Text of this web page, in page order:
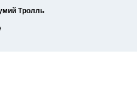
Тролль